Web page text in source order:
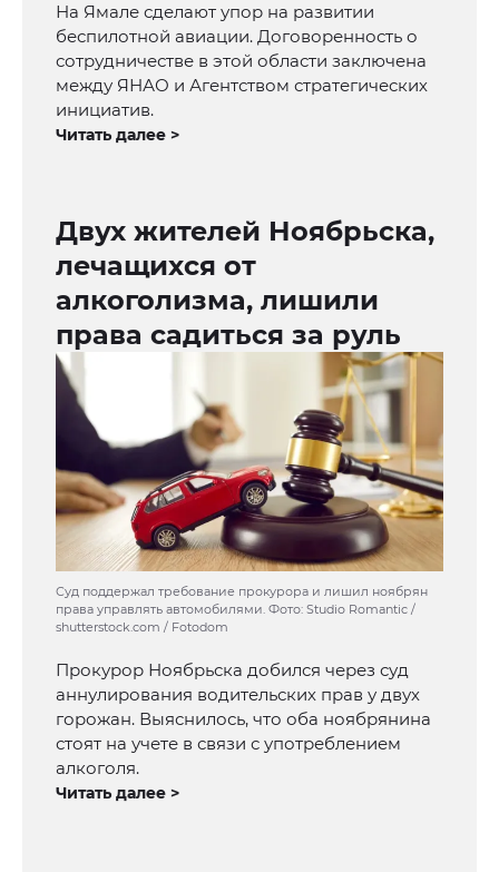
На Ямале сделают упор на развитии
беспилотной авиации. Договоренность о
сотрудничестве в этой области заключена
между ЯНАО и Агентством стратегических
инициатив.
Читать далее >
Двух жителей Ноябрьска,
лечащихся от
алкоголизма, лишили
права садиться за руль
Суд поддержал требование прокурора и лишил ноябрян
права управлять автомобилями. Фото: Studio Romantic /
shutterstock.com / Fotodom
Прокурор Ноябрьска добился через суд
аннулирования водительских прав у двух
горожан. Выяснилось, что оба ноябрянина
стоят на учете в связи с употреблением
алкоголя.
Читать далее >